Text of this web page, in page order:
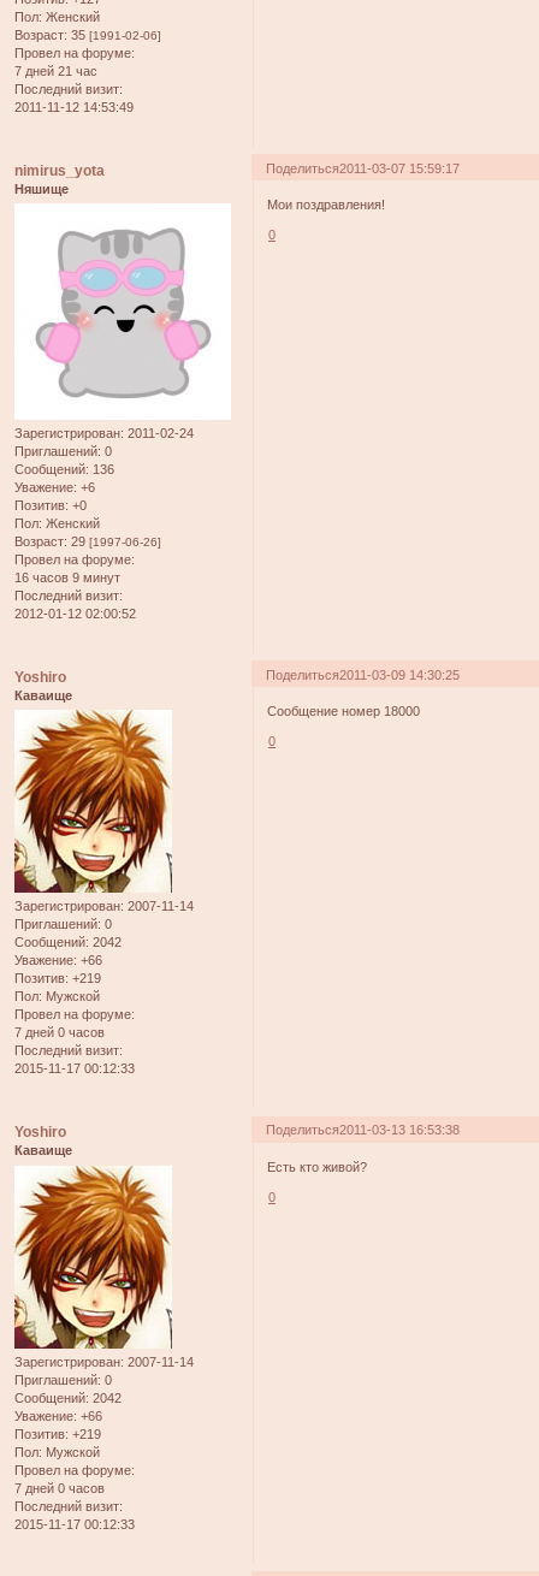
Пол: Женский
Возраст: 35 [1991-02-06]
Провел на форуме:
7 дней 21 час
Последний визит:
2011-11-12 14:53:49
Поделиться2011-03-07 15:59:17
nimirus_yota
Няшище
Зарегистрирован: 2011-02-24
Приглашений: 0
Сообщений: 136
Уважение: +6
Позитив: +0
Пол: Женский
Возраст: 29 [1997-06-26]
Провел на форуме:
16 часов 9 минут
Последний визит:
2012-01-12 02:00:52
Мои поздравления!
0
Поделиться2011-03-09 14:30:25
Yoshiro
Каваище
Зарегистрирован: 2007-11-14
Приглашений: 0
Сообщений: 2042
Уважение: +66
Позитив: +219
Пол: Мужской
Провел на форуме:
7 дней 0 часов
Последний визит:
2015-11-17 00:12:33
Сообщение номер 18000
0
Поделиться2011-03-13 16:53:38
Yoshiro
Каваище
Зарегистрирован: 2007-11-14
Приглашений: 0
Сообщений: 2042
Уважение: +66
Позитив: +219
Пол: Мужской
Провел на форуме:
7 дней 0 часов
Последний визит:
2015-11-17 00:12:33
Есть кто живой?
0